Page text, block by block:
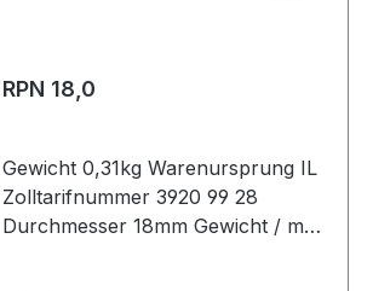
RPN 18,0
Gewicht 0,31kg Warenursprung IL
Zolltarifnummer 3920 99 28
Durchmesser 18mm Gewicht / m